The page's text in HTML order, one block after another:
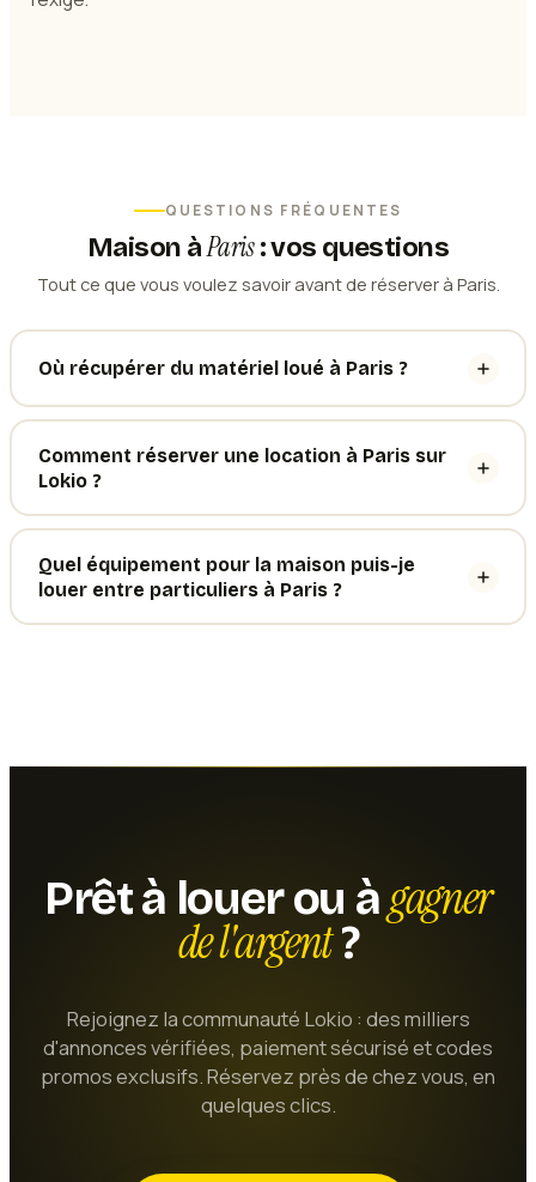
QUESTIONS FRÉQUENTES
Maison àParis: vos questions
Tout ce que vous voulez savoir avant de réserver à Paris.
Où récupérer du matériel loué à Paris ?
Comment réserver une location à Paris sur
Lokio ?
Quel équipement pour la maison puis-je
louer entre particuliers à Paris ?
Prêt à louer ou àgagner
de l'argent?
Rejoignez la communauté Lokio : des milliers
d'annonces vérifiées, paiement sécurisé et codes
promos exclusifs. Réservez près de chez vous, en
quelques clics.